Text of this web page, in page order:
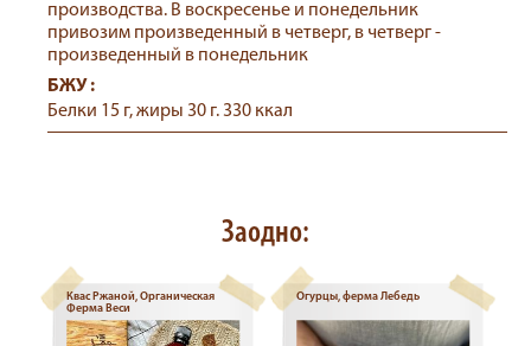
производства. В воскресенье и понедельник
привозим произведенный в четверг, в четверг -
произведенный в понедельник
БЖУ :
Белки 15 г, жиры 30 г. 330 ккал
Заодно:
Квас Ржаной, Органическая
Ферма Веси
Огурцы, ферма Лебедь